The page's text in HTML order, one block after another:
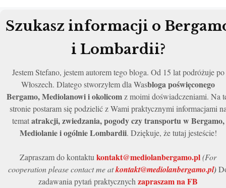
Szukasz informacji o
i Lombardii?
Jestem Stefano, jestem autorem tego bloga. Od 15 lat podróżuje po
Włoszech. Dlatego stworzyłem dla Wasbloga poświęconego
Bergamo, Mediolanowi i okolicomz moimi doświadczeniami. Na
stronie postaram się podzielić z Wami praktycznymi informacjami
tematatrakcji, zwiedzania, pogody czy transportu w Bergamo,
Mediolanie i ogólnie Lombardii. Dziękuje, że tutaj jesteście!
Zapraszam do kontaktukontakt@mediolanbergamo.pl(For
cooperation please contact me atkontakt@mediolanbergamo.pl)
zadawania pytań praktycznychzapraszam na FB